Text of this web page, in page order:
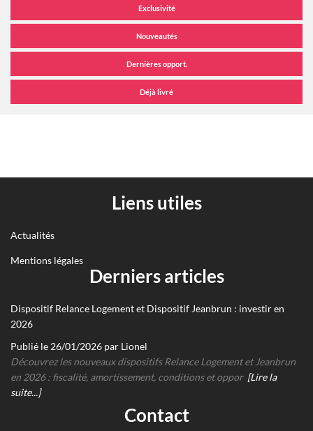
Liens utiles
Actualités
Mentions légales
Derniers articles
Dispositif Relance Logement et Dispositif Jeanbrun : investir en
2026
Publié le 26/01/2026 par Lionel
Découvrez les nouveaux dispositifs Relance Logement et Jeanbrun
en 2026 : fiscalité, amortissement, conditions et oppor [Lire la
suite...]
Contact